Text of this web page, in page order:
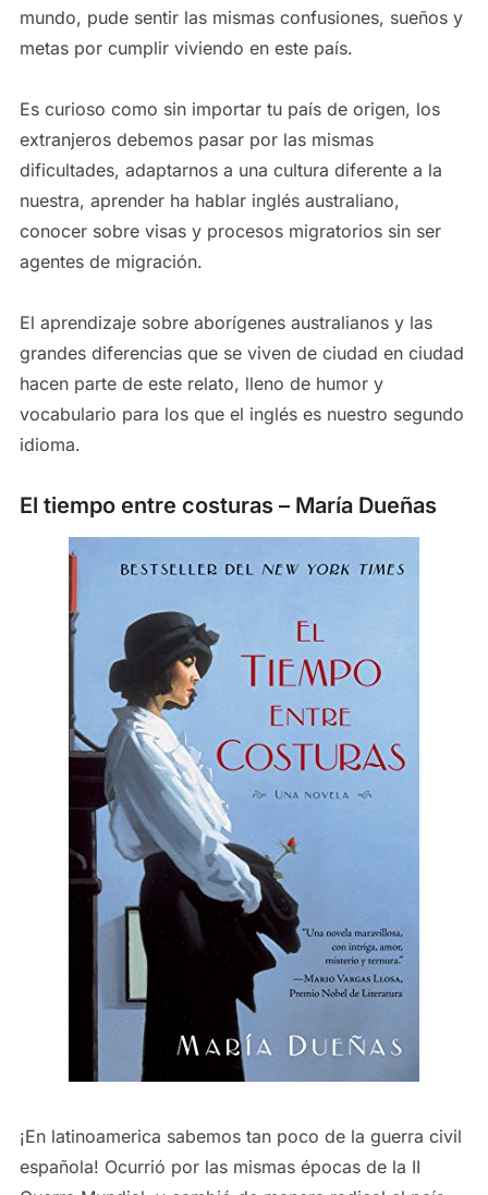
mundo, pude sentir las mismas confusiones, sueños y
metas por cumplir viviendo en este país.
Es curioso como sin importar tu país de origen, los
extranjeros debemos pasar por las mismas
dificultades, adaptarnos a una cultura diferente a la
nuestra, aprender ha hablar inglés australiano,
conocer sobre visas y procesos migratorios sin ser
agentes de migración.
El aprendizaje sobre aborígenes australianos y las
grandes diferencias que se viven de ciudad en ciudad
hacen parte de este relato, lleno de humor y
vocabulario para los que el inglés es nuestro segundo
idioma.
El tiempo entre costuras – María Dueñas
¡En latinoamerica sabemos tan poco de la guerra civil
española! Ocurrió por las mismas épocas de la II